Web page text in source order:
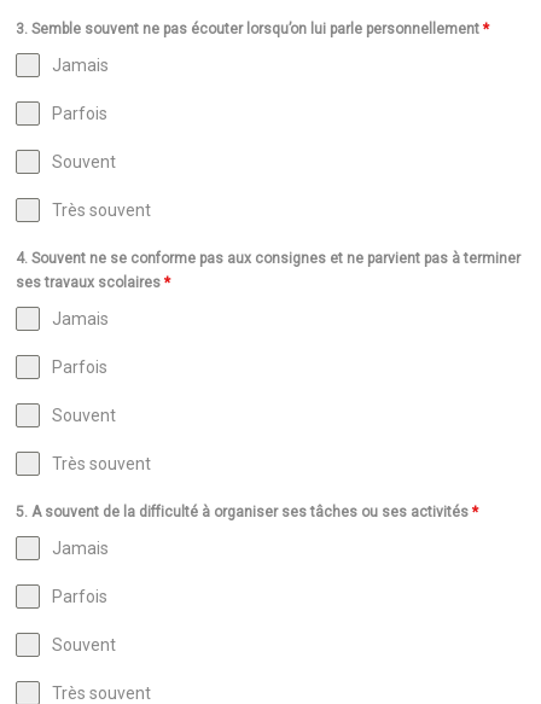
3. Semble souvent ne pas écouter lorsqu’on lui parle personnellement*
Jamais
Parfois
Souvent
Très souvent
4. Souvent ne se conforme pas aux consignes et ne parvient pas à terminer
ses travaux scolaires*
Jamais
Parfois
Souvent
Très souvent
5. A souvent de la difficulté à organiser ses tâches ou ses activités*
Jamais
Parfois
Souvent
Très souvent